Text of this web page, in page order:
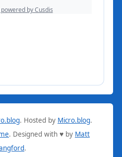
. Hosted by Micro.blog.
. Designed with ♥ by Matt
.